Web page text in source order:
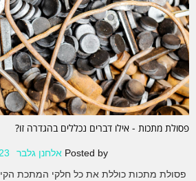
פסולת מתכות - אילו דברים נכללים בהגדרה זו?
Posted by אלחנן גלבר
פסולת מתכות כוללת את כל חלקי המתכת